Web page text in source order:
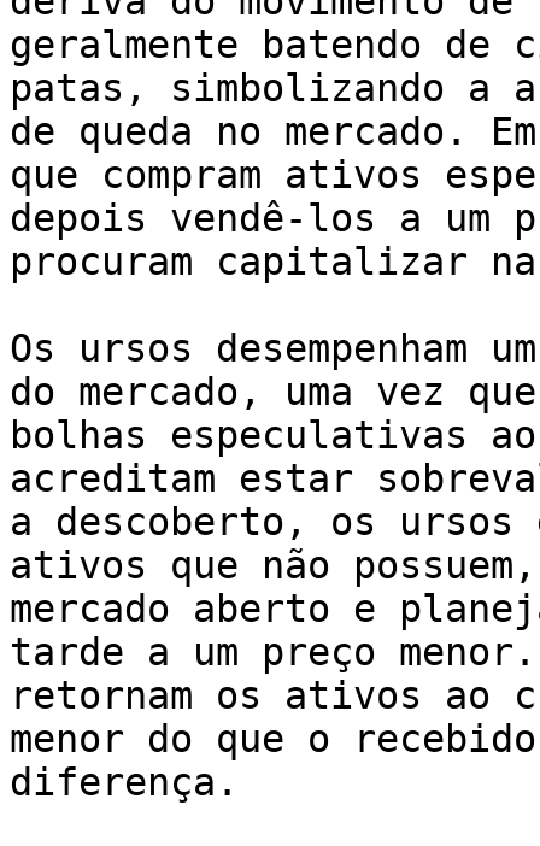
geralmente batendo de
patas, simbolizando a
de queda no mercado.
que compram ativos
depois vendê-los a um
procuram capitalizar
Os ursos
do mercado, uma vez
bolhas especulativas
acreditam estar
a descoberto, os ursos
ativos que não
mercado aberto e
tarde a um preço
retornam os ativos ao
menor do que o
diferença.